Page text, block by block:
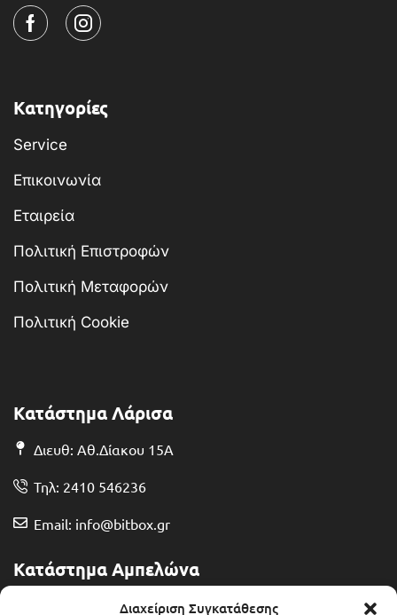
Διαχείριση Συγκατάθεσης
Κατηγορίες
Service
Επικοινωνία
Εταιρεία
Πολιτική Επιστροφών
Πολιτική Μεταφορών
Πολιτική Cookie
Κατάστημα Λάρισα
Διευθ: Αθ.Δίακου 15Α
Τηλ: 2410 546236
Email: info@bitbox.gr
Κατάστημα Αμπελώνα
Διευθ: Θερμοπυλών 13